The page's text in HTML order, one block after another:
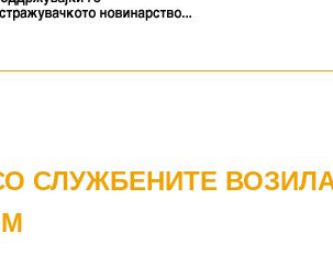
СЛУЖБЕНИТЕ